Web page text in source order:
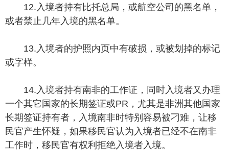
12.入境者持有比托总局，或航空公司的黑名单，
或者禁止几年入境的黑名单。
13.入境者的护照内页中有破损，或被划掉的标记
或字样。
14.入境者持有南非的工作证，同时入境者又办理
一个其它国家的长期签证或PR，尤其是非洲其他国家
长期签证持有者，入境南非时特别容易被刁难，让移
民官产生怀疑，如果移民官认为入境者已经不在南非
工作时，移民官有权利拒绝入境者入境。